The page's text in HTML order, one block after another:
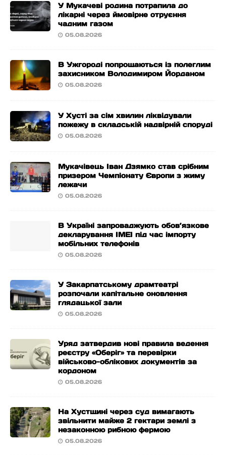
У Мукачеві родина потрапила до
лікарні через ймовірне отруєння
чадним газом
05.08.2026
В Ужгороді попрощаються із полеглим
захисником Володимиром Йорданом
05.08.2026
У Хусті за сім хвилин ліквідували
пожежу в складській надвірній споруді
05.08.2026
Мукачівець Іван Дзямко став срібним
призером Чемпіонату Європи з жиму
лежачи
05.08.2026
В Україні запроваджують обов’язкове
декларування IMEI під час імпорту
мобільних телефонів
05.08.2026
У Закарпатському драмтеатрі
розпочали капітальне оновлення
глядацької зали
05.08.2026
Уряд затвердив нові правила ведення
реєстру «Оберіг» та перевірки
військово-облікових документів за
кордоном
05.08.2026
На Хустщині через суд вимагають
звільнити майже 2 гектари землі з
незаконною рибною фермою
05.08.2026